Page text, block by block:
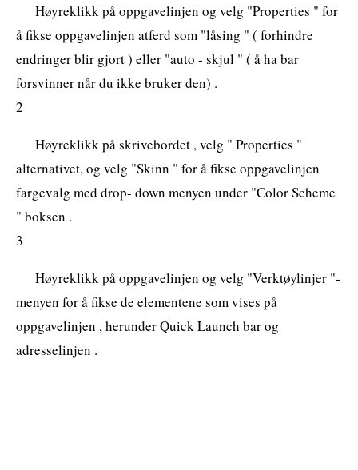
Høyreklikk på oppgavelinjen og velg "Properties " for
å fikse oppgavelinjen atferd som "låsing " ( forhindre
endringer blir gjort ) eller "auto - skjul " ( å ha bar
forsvinner når du ikke bruker den) .
2
Høyreklikk på skrivebordet , velg " Properties "
alternativet, og velg "Skinn " for å fikse oppgavelinjen
fargevalg med drop- down menyen under "Color Scheme
" boksen .
3
Høyreklikk på oppgavelinjen og velg "Verktøylinjer "-
menyen for å fikse de elementene som vises på
oppgavelinjen , herunder Quick Launch bar og
adresselinjen .